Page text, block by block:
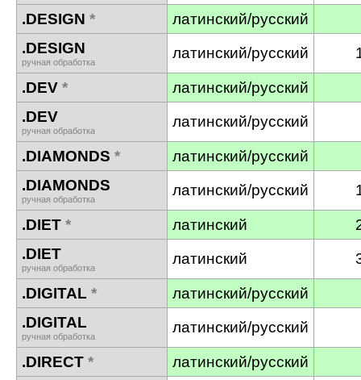
.DESIGN *
латинский/русский
.DESIGN
ручная обработка
латинский/русский
.DEV *
латинский/русский
.DEV
ручная обработка
латинский/русский
.DIAMONDS *
латинский/русский
.DIAMONDS
ручная обработка
латинский/русский
.DIET * латинский
.DIET
ручная обработка
латинский
.DIGITAL *
латинский/русский
.DIGITAL
ручная обработка
латинский/русский
.DIRECT *
латинский/русский